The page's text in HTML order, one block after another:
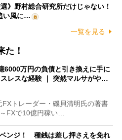
》野村総合研究所だけじゃない！
い風に…
一覧を見る
た！
6000万円の負債と引き換えに手に
レスな経験 ｜ 突然マルサがや…
トレーダー・磯貝清明氏の著書
FXで10億円稼い…
ベンジ！ 種銭は差し押さえを免れ